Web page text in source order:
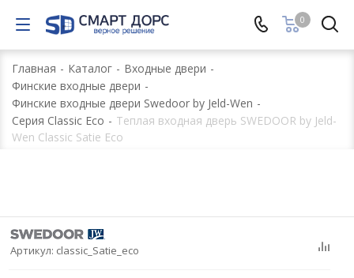
0
Главная - Каталог - Входные двери -
Финские входные двери -
Финские входные двери Swedoor by Jeld-Wen -
Серия Classic Eco - Теплая входная дверь SWEDOOR by Jeld-
Wen Classic Satie Eco
Артикул: classic_Satie_eco